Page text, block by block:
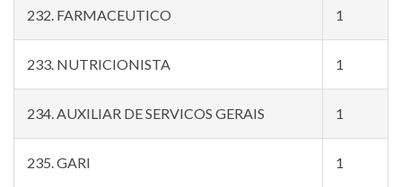
232. FARMACEUTICO 1
233. NUTRICIONISTA 1
234. AUXILIAR DE SERVICOS GERAIS 1
235. GARI 1